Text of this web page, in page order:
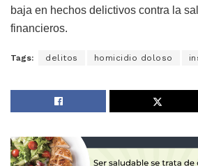
baja en hechos delictivos contra la
financieros.
Tags: delitos homicidio doloso